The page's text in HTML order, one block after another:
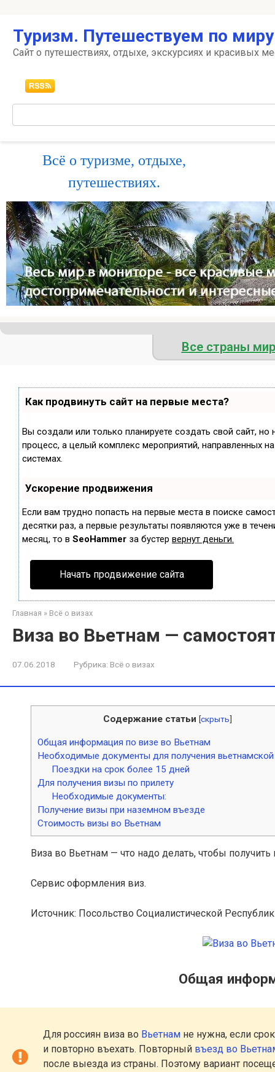
контенту
Туризм. Путешествуем по
Сайт о путешествиях, отдыхе, экскурсиях и красивых
Всё о туризме, отдыхе,
путешествиях.
Все страны
Как продвинуть сайт на первые места?
Вы создали или только планируете создать свой сайт,
процесс, а целый комплекс мероприятий, направленных
системах.
Ускорение продвижения
Если вам трудно попасть на первые места в поиске
десятки раз, а первые результаты появляются уже в
месяц, то в SeoHammer за бустер вернут деньги.
Начать продвижение сайта
Главная » Всё о визах
Виза во Вьетнам —
07.06.2018 Рубрика: Всё о визах
Содержание статьи [скрыть]
Общая информация по визе во Вьетнам
Необходимые документы для получения
Поездки на срок более 15 дней
Для получения визы по прилету
Необходимые документы:
Получение визы при наземном въезде
Стоимость визы во Вьетнам
Виза во Вьетнам — что надо делать, чтобы получить
Сервис оформления виз.
Источник: Посольство Социалистической
Общая
Для россиян виза во Вьетнам не нужна, если
и повторно въехать. Повторный въезд во
после выезда из страны. Поэтому вариант